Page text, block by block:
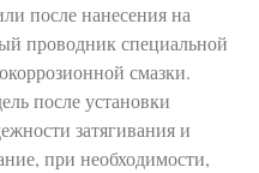
после нанесения на
проводник специальной
смазки.
после установки
затягивания и
при необходимости,